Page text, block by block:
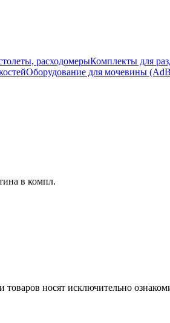
расходомерыКомплекты для
Оборудование для мочевины
в компл.
носят исключительно